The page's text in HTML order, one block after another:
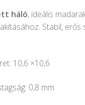
háló, ideális
Stabil, erős
10,6 ×10,6
0,8 mm